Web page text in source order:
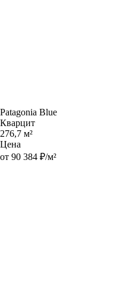
Patagonia Blue
Кварцит
276,7 м²
Цена
от 90 384 ₽/м²